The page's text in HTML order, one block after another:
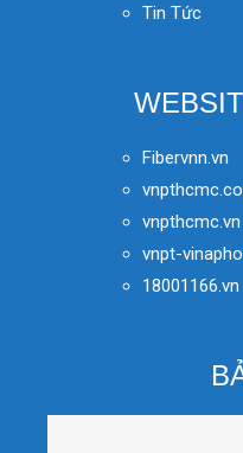
Tin Tức
Fibervnn.vn
vnpthcmc.vn
vnpt-
18001166.vn